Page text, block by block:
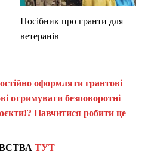
Посібник про гранти для
ветеранів
оформляти грантові
отримувати безповоротні
Навчитися робити це
ТУТ